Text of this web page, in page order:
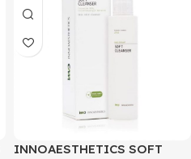
INNOAESTHETICS SOFT